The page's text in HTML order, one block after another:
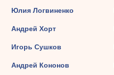
Юлия Логвиненко
Андрей Хорт
Игорь Сушков
Андрей Кононов